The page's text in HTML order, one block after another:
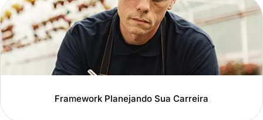
Framework Planejando Sua Carreira